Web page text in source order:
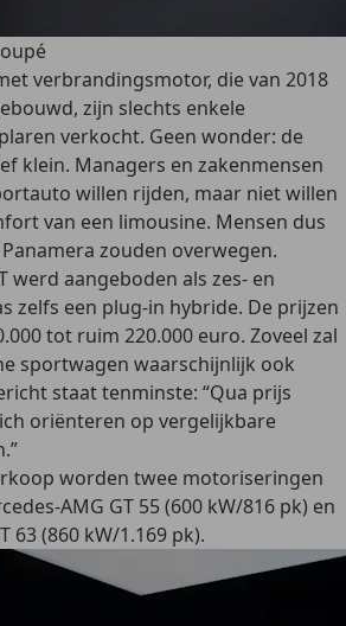
verbrandingsmotor, die van 2018
zijn slechts enkele
verkocht. Geen wonder: de
klein. Managers en zakenmensen
willen rijden, maar niet willen
van een limousine. Mensen dus
zouden overwegen.
werd aangeboden als zes- en
zelfs een plug-in hybride. De prijzen
tot ruim 220.000 euro. Zoveel zal
sportwagen waarschijnlijk ook
staat tenminste: “Qua prijs
oriënteren op vergelijkbare
worden twee motoriseringen
AMG GT 55 (600 kW/816 pk) en
63 (860 kW/1.169 pk).